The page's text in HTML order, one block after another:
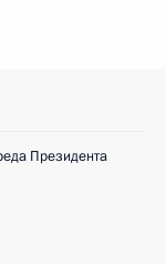
Президента